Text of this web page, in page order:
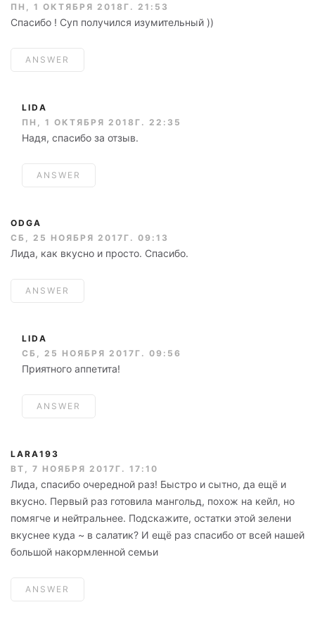
ПН, 1 ОКТЯБРЯ 2018Г. 21:53
Спасибо ! Суп получился изумительный ))
ANSWER
LIDA
ПН, 1 ОКТЯБРЯ 2018Г. 22:35
Надя, спасибо за отзыв.
ANSWER
ODGA
СБ, 25 НОЯБРЯ 2017Г. 09:13
Лида, как вкусно и просто. Спасибо.
ANSWER
LIDA
СБ, 25 НОЯБРЯ 2017Г. 09:56
Приятного аппетита!
ANSWER
LARA193
ВТ, 7 НОЯБРЯ 2017Г. 17:10
Лида, спасибо очередной раз! Быстро и сытно, да ещё и
вкусно. Первый раз готовила мангольд, похож на кейл, но
помягче и нейтральнее. Подскажите, остатки этой зелени
вкуснее куда ~ в салатик? И ещё раз спасибо от всей нашей
большой накормленной семьи
ANSWER